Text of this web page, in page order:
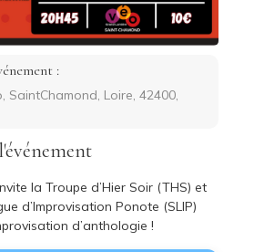
:
SaintChamond, Loire, 42400,
la Troupe d’Hier Soir (THS) et
d’Improvisation Ponote (SLIP)
d’anthologie !